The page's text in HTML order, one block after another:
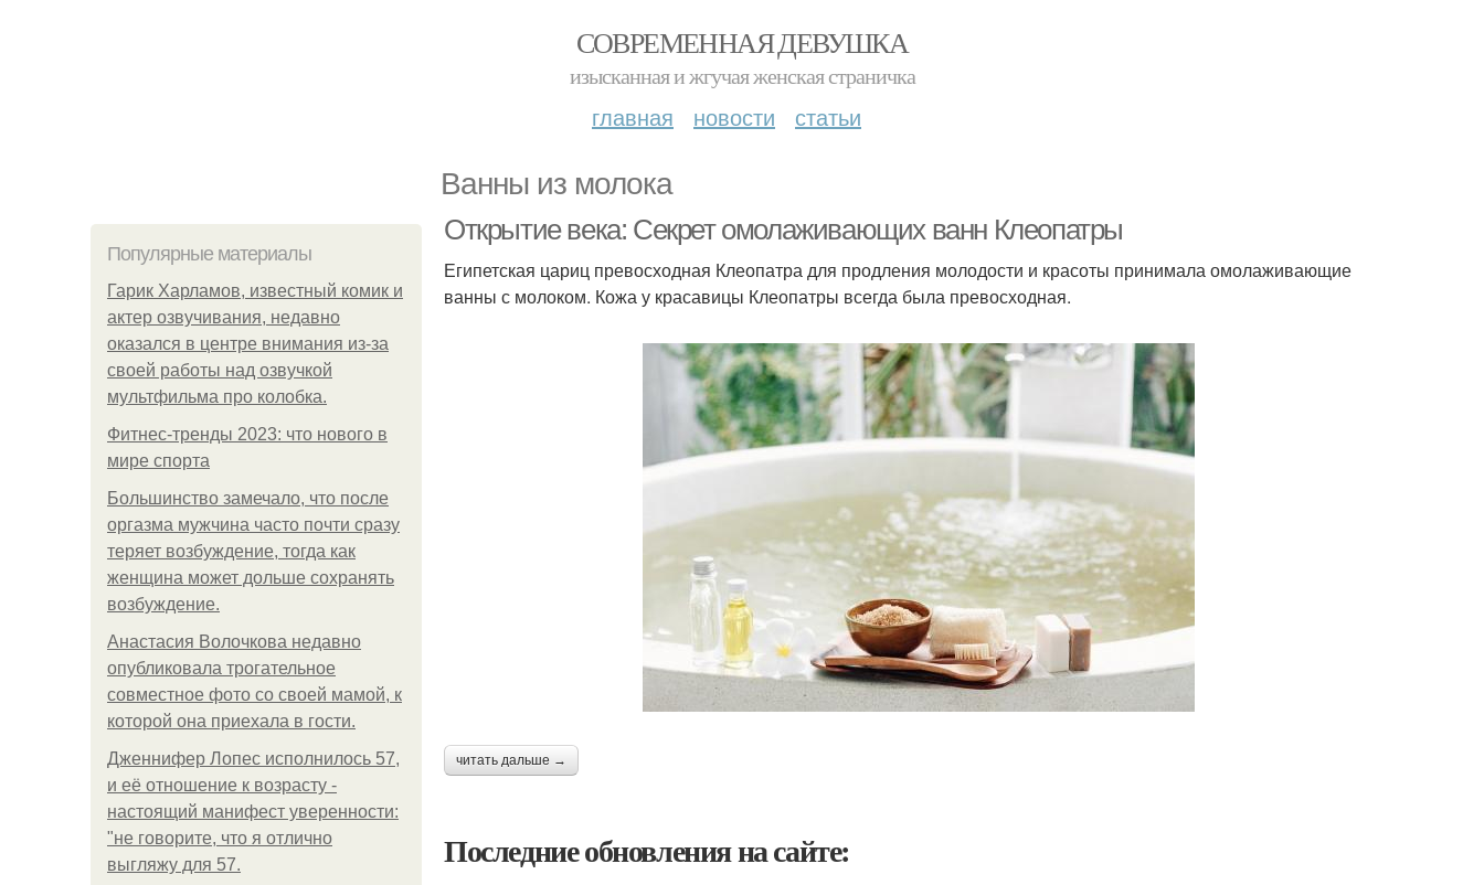
СОВРЕМЕННАЯ ДЕВУШКА
изысканная и жгучая женская страничка
главная новости статьи
Ванны из молока
Популярные материалы
Гарик Харламов, известный комик и
актер озвучивания, недавно
оказался в центре внимания из-за
своей работы над озвучкой
мультфильма про колобка.
Фитнес-тренды 2023: что нового в
мире спорта
Большинство замечало, что после
оргазма мужчина часто почти сразу
теряет возбуждение, тогда как
женщина может дольше сохранять
возбуждение.
Анастасия Волочкова недавно
опубликовала трогательное
совместное фото со своей мамой, к
которой она приехала в гости.
Дженнифер Лопес исполнилось 57,
и её отношение к возрасту -
настоящий манифест уверенности:
"не говорите, что я отлично
выгляжу для 57.
Открытие века: Секрет омолаживающих ванн Клеопатры
Египетская цариц превосходная Клеопатра для продления молодости и красоты принимала омолаживающие
ванны с молоком. Кожа у красавицы Клеопатры всегда была превосходная.
читать дальше →
Последние обновления на сайте: